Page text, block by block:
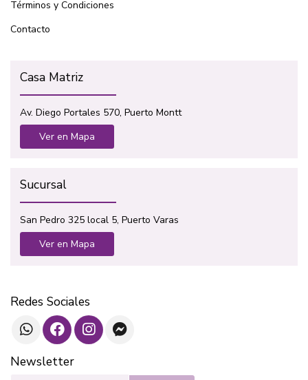
Términos y Condiciones
Contacto
Casa Matriz
Av. Diego Portales 570, Puerto Montt
Ver en Mapa
Sucursal
San Pedro 325 local 5, Puerto Varas
Ver en Mapa
Redes Sociales
Newsletter